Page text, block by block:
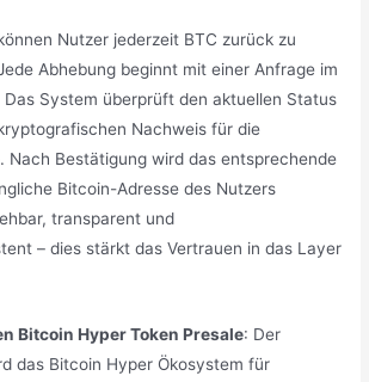
Nutzer jederzeit BTC zurück zu
Abhebung beginnt mit einer Anfrage im
System überprüft den aktuellen Status
Nachweis für die
Nach Bestätigung wird das entsprechende
Bitcoin-Adresse des Nutzers
transparent und
– dies stärkt das Vertrauen in das Layer
Bitcoin Hyper Token Presale: Der
das Bitcoin Hyper Ökosystem für